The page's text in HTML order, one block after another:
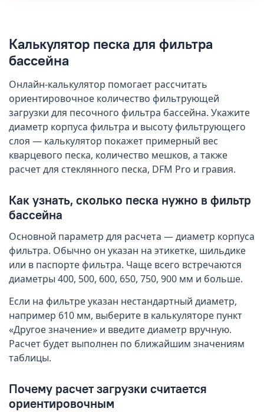
Калькулятор песка для фильтра
бассейна
Онлайн-калькулятор помогает рассчитать
ориентировочное количество фильтрующей
загрузки для песочного фильтра бассейна. Укажите
диаметр корпуса фильтра и высоту фильтрующего
слоя — калькулятор покажет примерный вес
кварцевого песка, количество мешков, а также
расчет для стеклянного песка, DFM Pro и гравия.
Как узнать, сколько песка нужно в фильтр
бассейна
Основной параметр для расчета — диаметр корпуса
фильтра. Обычно он указан на этикетке, шильдике
или в паспорте фильтра. Чаще всего встречаются
диаметры 400, 500, 600, 650, 750, 900 мм и больше.
Если на фильтре указан нестандартный диаметр,
например 610 мм, выберите в калькуляторе пункт
«Другое значение» и введите диаметр вручную.
Расчет будет выполнен по ближайшим значениям
таблицы.
Почему расчет загрузки считается
ориентировочным